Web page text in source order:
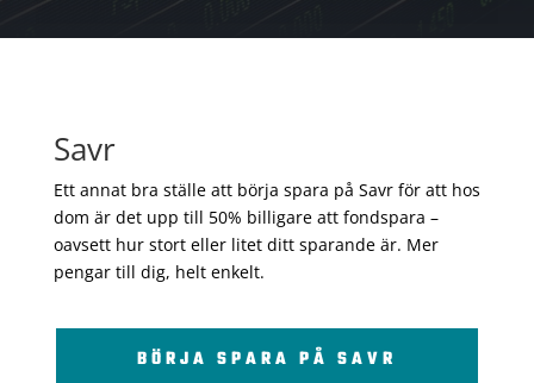
Savr
Ett annat bra ställe att börja spara på Savr för att hos
dom är det upp till 50% billigare att fondspara –
oavsett hur stort eller litet ditt sparande är. Mer
pengar till dig, helt enkelt.
BÖRJA SPARA PÅ SAVR